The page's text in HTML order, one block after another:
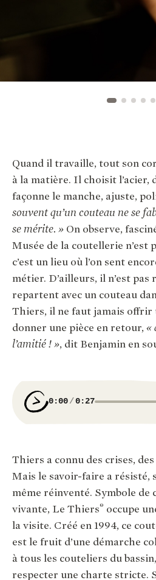
Quand il travaille, tout son
à la matière. Il choisit l’acier,
façonne le manche, ajuste,
souvent qu’un couteau ne se
se mérite. » On observe,
Musée de la coutellerie n’est
c’est un lieu où l’on sent
métier. D’ailleurs, il n’est
repartent avec un couteau
Thiers, il ne faut jamais offrir
donner une pièce en retour,«
l’amitié ! », dit Benjamin en
0:00 0:27
Thiers a connu des crises,
Mais le savoir-faire a résisté,
même réinventé. Symbole
vivante, Le Thiers® occupe
la visite. Créé en 1994, ce
est le fruit d’une démarche
à tous les couteliers du
respecter une charte stricte.